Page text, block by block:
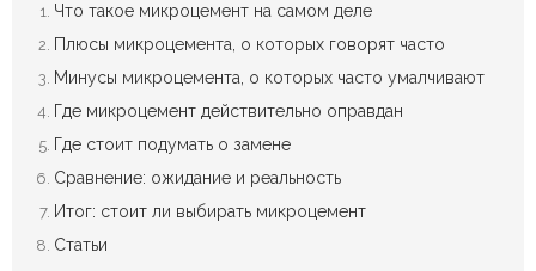
Что такое микроцемент на самом деле
Плюсы микроцемента, о которых говорят часто
Минусы микроцемента, о которых часто умалчивают
Где микроцемент действительно оправдан
Где стоит подумать о замене
Сравнение: ожидание и реальность
Итог: стоит ли выбирать микроцемент
Статьи